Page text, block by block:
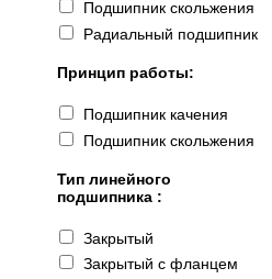
Подшипник скольжения
Радиальный подшипник
Принцип работы:
Подшипник качения
Подшипник скольжения
Тип линейного
подшипника :
Закрытый
Закрытый с фланцем